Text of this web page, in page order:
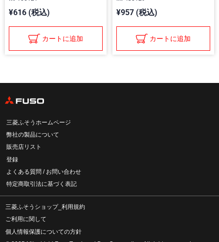
¥616 (税込)
カートに追加
¥957 (税込)
カートに追加
三菱ふそうホームページ
弊社の製品について
販売店リスト
登録
よくある質問 / お問い合わせ
特定商取引法に基づく表記
三菱ふそうショップ_利用規約
ご利用に関して
個人情報保護についての方針